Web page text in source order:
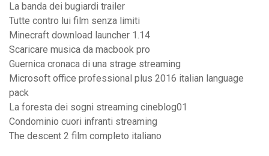
La banda dei bugiardi trailer
Tutte contro lui film senza limiti
Minecraft download launcher 1.14
Scaricare musica da macbook pro
Guernica cronaca di una strage streaming
Microsoft office professional plus 2016 italian language
pack
La foresta dei sogni streaming cineblog01
Condominio cuori infranti streaming
The descent 2 film completo italiano